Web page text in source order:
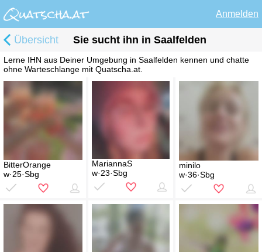
Anmelden
Übersicht Sie sucht ihn in Saalfelden
Lerne IHN aus Deiner Umgebung in Saalfelden kennen und chatte
ohne Warteschlange mit Quatscha.at.
BitterOrange
w·25·Sbg
MariannaS
w·23·Sbg
minilo
w·36·Sbg